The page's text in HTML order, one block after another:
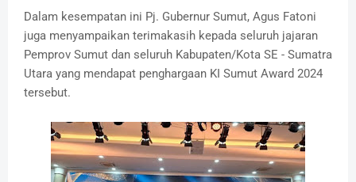
Dalam kesempatan ini Pj. Gubernur Sumut, Agus Fatoni
juga menyampaikan terimakasih kepada seluruh jajaran
Pemprov Sumut dan seluruh Kabupaten/Kota SE - Sumatra
Utara yang mendapat penghargaan KI Sumut Award 2024
tersebut.